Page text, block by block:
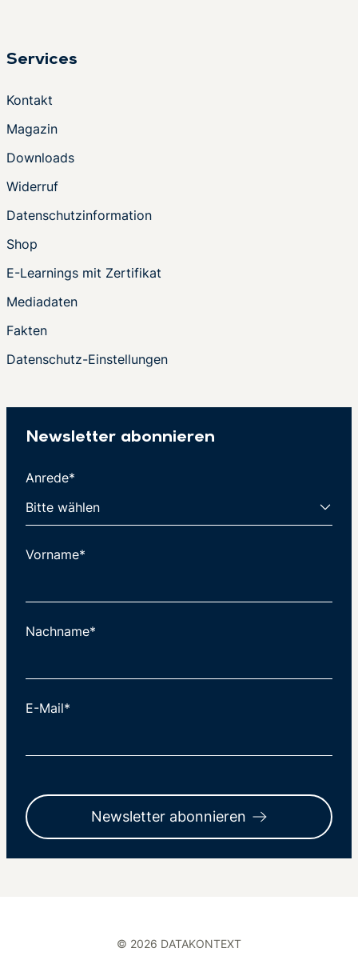
Services
Kontakt
Magazin
Downloads
Widerruf
Datenschutzinformation
Shop
E-Learnings mit Zertifikat
Mediadaten
Fakten
Datenschutz-Einstellungen
Newsletter abonnieren
Anrede*
Vorname*
Nachname*
E-Mail*
Newsletter abonnieren
© 2026 DATAKONTEXT